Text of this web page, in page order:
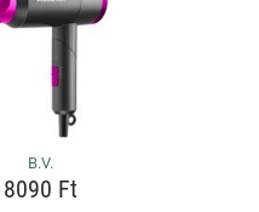
B.V.
8090 Ft